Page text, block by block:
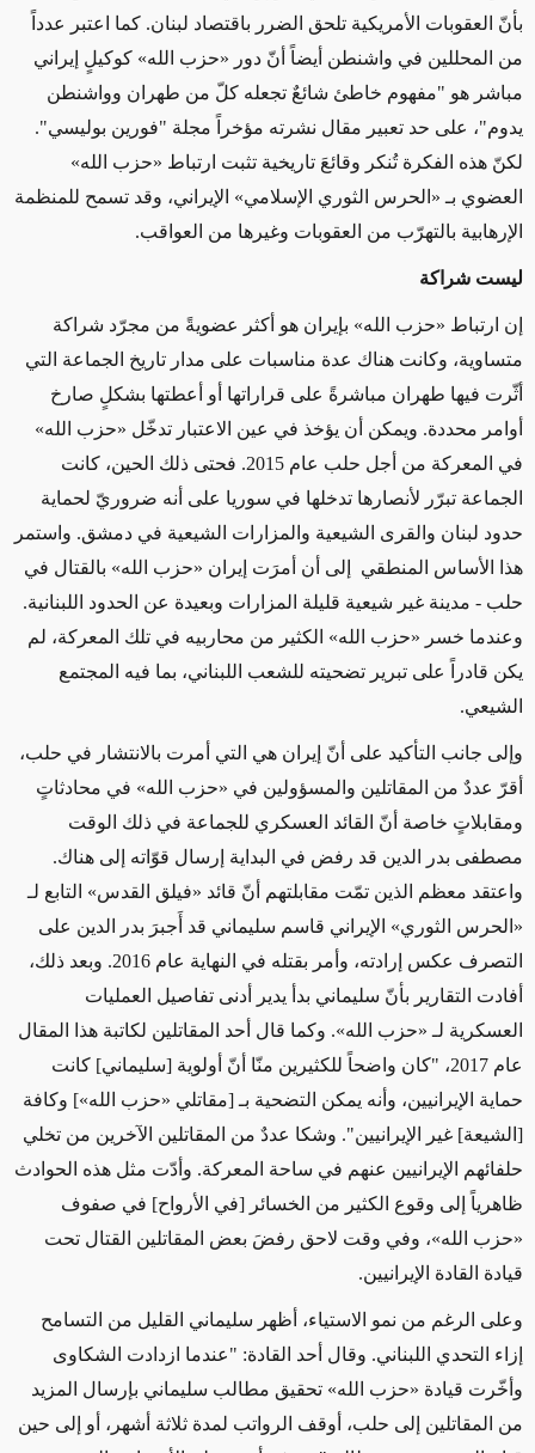
بأنّ العقوبات الأمريكية تلحق الضرر باقتصاد لبنان. كما اعتبر عدداً
من المحللين في واشنطن أيضاً أنّ دور «حزب الله» كوكيلٍ إيراني
مباشر هو "مفهوم خاطئ شائعٌ تجعله كلّ من طهران وواشنطن
يدوم"، على حد تعبير مقال نشرته مؤخراً مجلة "فورين بوليسي".
لكنّ هذه الفكرة تُنكر وقائعَ تاريخية تثبت ارتباط «حزب الله»
العضوي بـ «الحرس الثوري الإسلامي» الإيراني، وقد تسمح للمنظمة
الإرهابية بالتهرّب من العقوبات وغيرها من العواقب.
ليست شراكة
إن ارتباط «حزب الله» بإيران هو أكثر عضويةً من مجرّد شراكة
متساوية، وكانت هناك عدة مناسبات على مدار تاريخ الجماعة التي
أثّرت فيها طهران مباشرةً على قراراتها أو أعطتها بشكلٍ صارخ
أوامر محددة. ويمكن أن يؤخذ في عين الاعتبار تدخّل «حزب الله»
في المعركة من أجل حلب عام 2015. فحتى ذلك الحين، كانت
الجماعة تبرّر لأنصارها تدخلها في سوريا على أنه ضروريّ لحماية
حدود لبنان والقرى الشيعية والمزارات الشيعية في دمشق. واستمر
هذا الأساس المنطقي إلى أن أمرَت إيران «حزب الله» بالقتال في
حلب - مدينة غير شيعية قليلة المزارات وبعيدة عن الحدود اللبنانية.
وعندما خسر «حزب الله» الكثير من محاربيه في تلك المعركة، لم
يكن قادراً على تبرير تضحيته للشعب اللبناني، بما فيه المجتمع
الشيعي.
وإلى جانب التأكيد على أنّ إيران هي التي أمرت بالانتشار في حلب،
أقرّ عددٌ من المقاتلين والمسؤولين في «حزب الله» في محادثاتٍ
ومقابلاتٍ خاصة أنّ القائد العسكري للجماعة في ذلك الوقت
مصطفى بدر الدين قد رفض في البداية إرسال قوّاته إلى هناك.
واعتقد معظم الذين تمّت مقابلتهم أنّ قائد «فيلق القدس» التابع لـ
«الحرس الثوري» الإيراني قاسم سليماني قد أَجبرَ بدر الدين على
التصرف عكس إرادته، وأمر بقتله في النهاية عام 2016. وبعد ذلك،
أفادت التقارير بأنّ سليماني بدأ يدير أدنى تفاصيل العمليات
العسكرية لـ «حزب الله». وكما قال أحد المقاتلين لكاتبة هذا المقال
عام 2017، "كان واضحاً للكثيرين منّا أنّ أولوية [سليماني] كانت
حماية الإيرانيين، وأنه يمكن التضحية بـ [مقاتلي «حزب الله»] وكافة
[الشيعة] غير الإيرانيين". وشكا عددٌ من المقاتلين الآخرين من تخلي
حلفائهم الإيرانيين عنهم في ساحة المعركة. وأدّت مثل هذه الحوادث
ظاهرياً إلى وقوع الكثير من الخسائر [في الأرواح] في صفوف
«حزب الله»، وفي وقت لاحق رفضَ بعض المقاتلين القتال تحت
قيادة القادة الإيرانيين.
وعلى الرغم من نمو الاستياء، أظهر سليماني القليل من التسامح
إزاء التحدي اللبناني. وقال أحد القادة: "عندما ازدادت الشكاوى
وأخّرت قيادة «حزب الله» تحقيق مطالب سليماني بإرسال المزيد
من المقاتلين إلى حلب، أوقف الرواتب لمدة ثلاثة أشهر، أو إلى حين